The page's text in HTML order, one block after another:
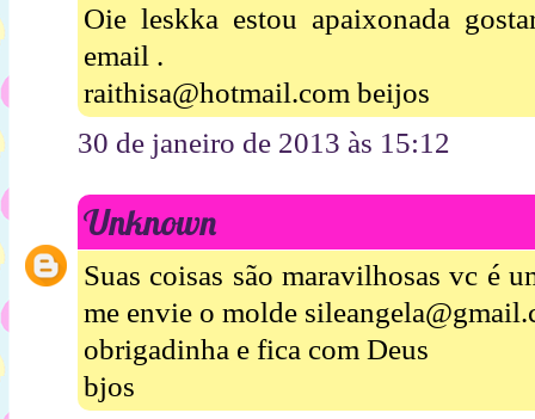
Oie leskka estou apaixonada
email .
raithisa@hotmail.com beijos
30 de janeiro de 2013 às 15:12
Unknown
Suas coisas são maravilhosas vc é
me envie o molde
obrigadinha e fica com Deus
bjos